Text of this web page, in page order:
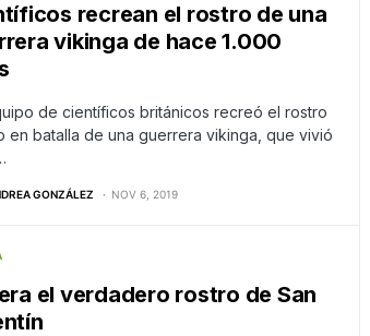
recrean el rostro de una
vikinga de hace 1.000
de científicos británicos recreó el rostro
en batalla de una guerrera vikinga, que vivió
GONZÁLEZ NOV 6, 2019
el verdadero rostro de San